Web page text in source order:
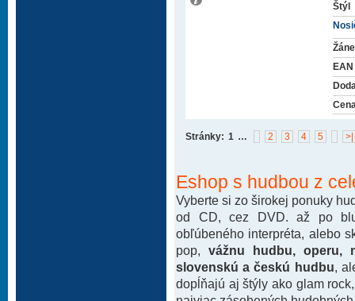
Štýl
EAN
Stránky: 1 2 3 4 5
… >|
Eshop s hudbou z
Vyberte si zo širokej ponuky
od CD, cez DVD. až po
obľúbeného interpréta, alebo
pop, vážnu hudbu, operu,
slovenskú a českú hudbu ,
dopĺňajú aj štýly ako glam